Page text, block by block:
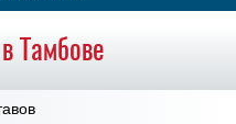
Тамбове